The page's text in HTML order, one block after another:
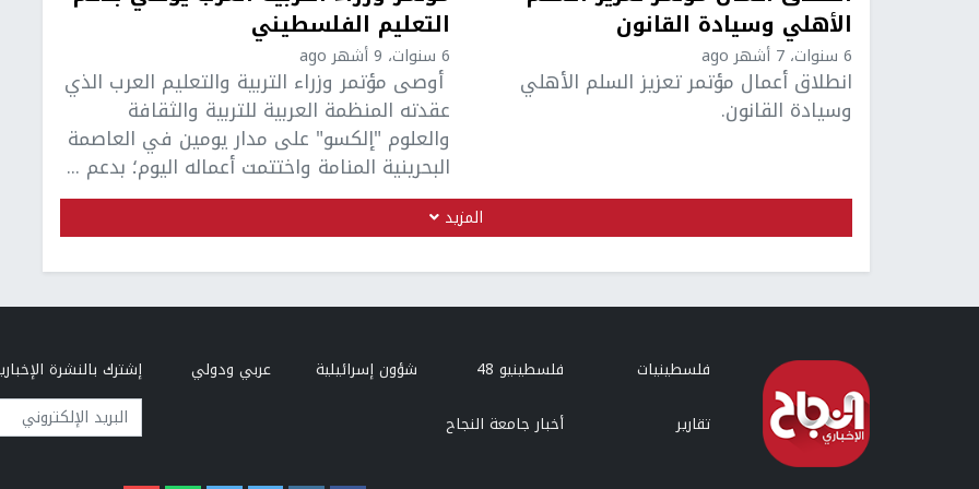
الأهلي وسيادة القانون
6 سنوات، 7 أشهر ago
انطلاق أعمال مؤتمر تعزيز السلم الأهلي
وسيادة القانون.
التعليم الفلسطيني
6 سنوات، 9 أشهر ago
أوصى مؤتمر وزراء التربية والتعليم العرب الذي
عقدته المنظمة العربية للتربية والثقافة
والعلوم "إلكسو" على مدار يومين في العاصمة
البحرينية المنامة واختتمت أعماله اليوم؛ بدعم ...
المزيد
فلسطينيات فلسطينيو 48 شؤون إسرائيلية
عربي ودولي
تقارير
أخبار جامعة النجاح
إشترك بالنشرة
البريد الإلكتروني